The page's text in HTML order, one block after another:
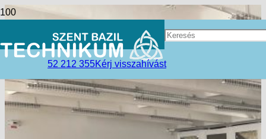
52 212 355Kérj visszahívást